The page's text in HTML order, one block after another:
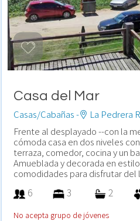
Casa del Mar
Casas/Cabañas -
La Pedrera
Frente al desplayado --con la
cómoda casa en dos niveles
terraza, comedor, cocina y un
Amueblada y decorada en
comodidades para disfrutar del
6 3 2
No acepta grupo de jóvenes